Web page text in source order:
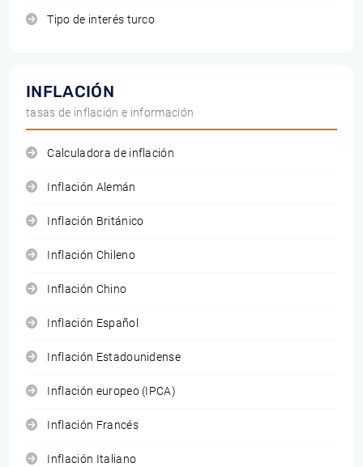
Tipo de interés turco
INFLACIÓN
tasas de inflación e información
Calculadora de inflación
Inflación Alemán
Inflación Británico
Inflación Chileno
Inflación Chino
Inflación Español
Inflación Estadounidense
Inflación europeo (IPCA)
Inflación Francés
Inflación Italiano